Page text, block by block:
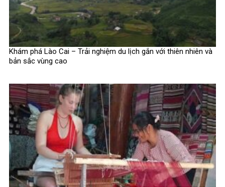
Khám phá Lào Cai – Trải nghiệm du lịch gắn với thiên nhiên và
bản sắc vùng cao